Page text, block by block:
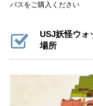
パスをご購入ください
USJ妖怪ウォ
場所